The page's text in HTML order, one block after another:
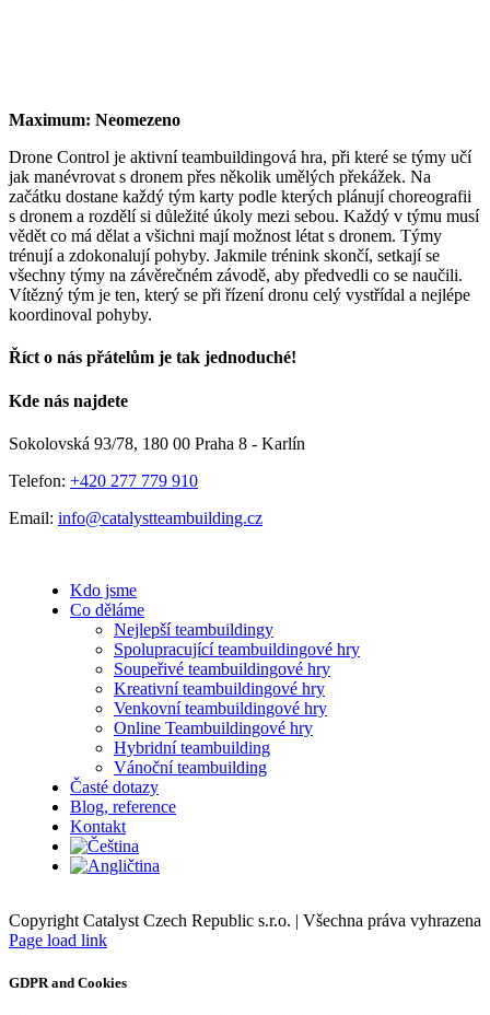
Maximum: Neomezeno
Drone Control je aktivní teambuildingová hra, při které se týmy učí
jak manévrovat s dronem přes několik umělých překážek. Na
začátku dostane každý tým karty podle kterých plánujíchoreografii
s dronem a rozdělí si důležité úkoly mezi sebou. Každý v týmu musí
vědět co má dělat a všichni mají možnost létat s dronem. Týmy
trénují a zdokonalují pohyby. Jakmile trénink skončí, setkají se
všechny týmy na závěrečném závodě, aby předvedli co se naučili.
Vítězný tým je ten, který se při řízenídronu celý vystřídal a nejlépe
koordinoval pohyby.
Říct o nás přátelům je tak jednoduché!
Facebook
E-
Kde nás najdete
Sokolovská 93/78, 180 00 Praha 8 - Karlín
Telefon: +420 277 779 910
Email: info@catalystteambuilding.cz
Kdo jsme
Co děláme
Nejlepší teambuildingy
Spolupracující teambuildingové hry
Soupeřivé teambuildingové hry
Kreativní teambuildingové hry
Venkovní teambuildingové hry
Online Teambuildingové hry
Hybridní teambuilding
Vánoční teambuilding
Časté dotazy
Blog, reference
Kontakt
Copyright Catalyst Czech Republic s.r.o. | Všechna práva vyhrazena
Facebook
Instagram
Page load link
GDPR and Cookies